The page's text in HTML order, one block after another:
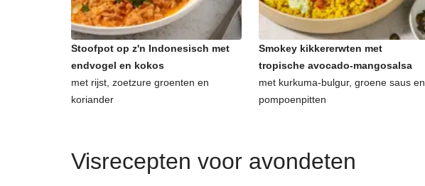
Stoofpot op z'n Indonesisch met
endvogel en kokos
met rijst, zoetzure groenten en
koriander
Smokey kikkererwten met
tropische avocado-mangosalsa
met kurkuma-bulgur, groene saus en
pompoenpitten
Visrecepten voor avondeten